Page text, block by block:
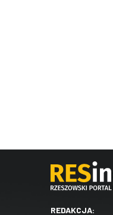
REDAKCJA: